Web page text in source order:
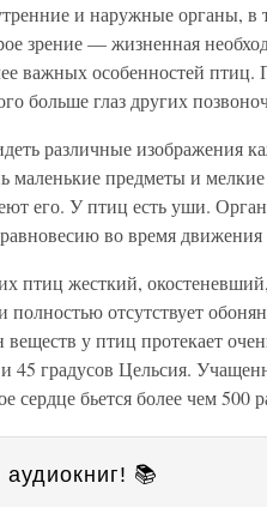
и наружные органы, в
зрение — жизненная
важных особенностей птиц.
больше глаз других
различные изображения
маленькие предметы и
его. У птиц есть уши.
во время
птиц жесткий,
отсутствует
у птиц протекает
45 градусов Цельсия.
бьется более чем 500
📚